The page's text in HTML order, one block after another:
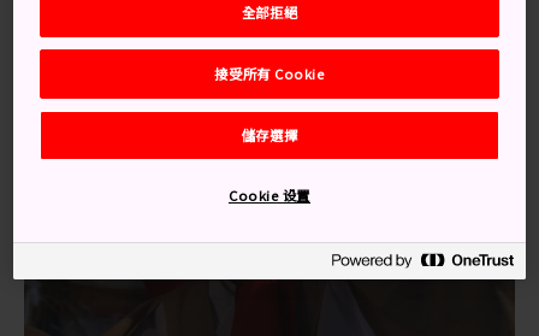
全部拒絕
接受所有 Cookie
儲存選擇
Cookie 设置